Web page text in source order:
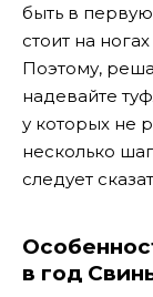
быть в
стоит на
Поэтому,
надевайте
у которых не
несколько
следует
в год